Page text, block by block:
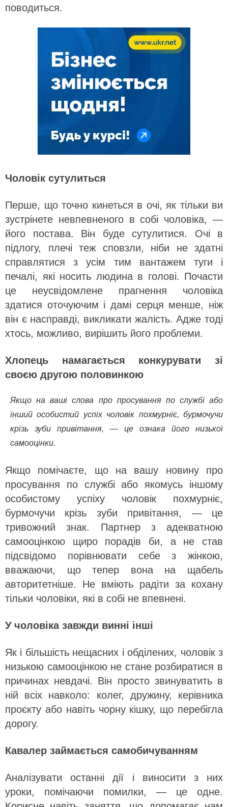
поводиться.
Чоловік сутулиться
Перше, що точно кинеться в очі, як тільки ви
зустрінете невпевненого в собі чоловіка, —
його постава. Він буде сутулитися. Очі в
підлогу, плечі теж сповзли, ніби не здатні
справлятися з усім тим вантажем туги і
печалі, які носить людина в голові. Почасти
це неусвідомлене прагнення чоловіка
здатися оточуючим і дамі серця менше, ніж
він є насправді, викликати жалість. Адже тоді
хтось, можливо, вирішить його проблеми.
Хлопець намагається конкурувати зі
своєю другою половинкою
Якщо на ваші слова про просування по службі або
інший особистий успіх чоловік похмурніє, бурмочучи
крізь зуби привітання, — це ознака його низької
самооцінки.
Якщо помічаєте, що на вашу новину про
просування по службі або якомусь іншому
особистому успіху чоловік похмурніє,
бурмочучи крізь зуби привітання, — це
тривожний знак. Партнер з адекватною
самооцінкою щиро порадів би, а не став
підсвідомо порівнювати себе з жінкою,
вважаючи, що тепер вона на щабель
авторитетніше. Не вміють радіти за кохану
тільки чоловіки, які в собі не впевнені.
У чоловіка завжди винні інші
Як і більшість нещасних і обділених, чоловік з
низькою самооцінкою не стане розбиратися в
причинах невдачі. Він просто звинуватить в
ній всіх навколо: колег, дружину, керівника
проєкту або навіть чорну кішку, що перебігла
дорогу.
Кавалер займається самобичуванням
Аналізувати останні дії і виносити з них
уроки, помічаючи помилки, — це одне.